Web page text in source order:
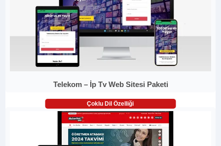
Telekom – İp Tv Web Sitesi Paketi
Çoklu Dil Özelliği